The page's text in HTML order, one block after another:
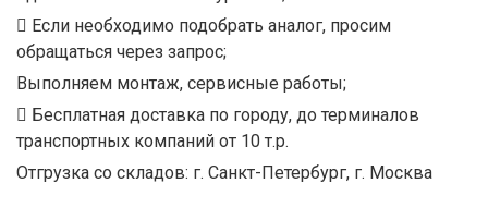
Если необходимо подобрать аналог, просим
обращаться через запрос;
Выполняем монтаж, сервисные работы;
Бесплатная доставка по городу, до терминалов
транспортных компаний от 10 т.р.
Отгрузка со складов: г. Санкт-Петербург, г. Москва